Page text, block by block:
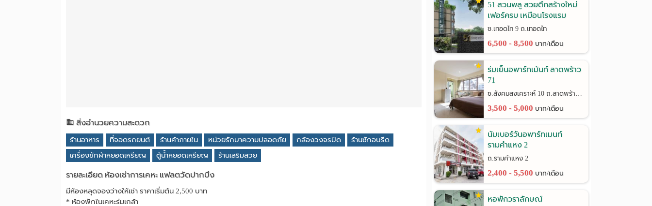
สิ่งอำนวยความสะดวก
ร้านอาหาร ที่จอดรถยนต์ ร้านค้าภายใน หน่วยรักษาความปลอดภัย กล้องวงจรปิด
ร้านซักอบรีด
เครื่องซักผ้าหยอดเหรียญ
ตู้น้ำหยอดเหรียญ ร้านเสริมสวย
รายละเอียด ห้องเช่าการเคหะ แฟลตวัดปากบึง
มีห้องหลุดจองว่างให้เช่า ราคาเริ่มต้น 2,500 บาท
* ห้องพักในเคหะร่มเกล้า
51 สวนพลู สวยตึกสร้างใหม่
เฟอร์ครบ เหมือนโรงแรม
ซ.เทอดไท 9 ถ.เทอดไท
6,500 - 8,500 บาท/เดือน
ร่มเย็นอพาร์ทเม้นท์ ลาดพร้าว
71
ซ.สังคมสงเคราะห์ 10 ถ.ลาดพร้าว 71
3,500 - 5,000 บาท/เดือน
นัมเบอร์วันอพาร์ทเมนท์
รามคำแหง 2
ถ.รามคำแหง 2
2,400 - 5,500 บาท/เดือน
หอพักวราลักษณ์